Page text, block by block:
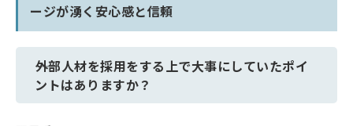
ージが湧く安心感と信頼
――外部人材を採用をする上で大事にしていたポイ
ントはありますか？